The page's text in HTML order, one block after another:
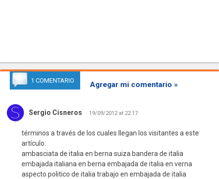
1 COMENTARIO Agregar mi comentario »
Sergio Cisneros 19/09/2012 at 22:17
términos a través de los cuales llegan los visitantes a este
artículo:
ambasciata de italia en berna suiza bandera de italia
embajada italiana en berna embajada de italia en verna
aspecto politico de italia trabajo en embajada de italia